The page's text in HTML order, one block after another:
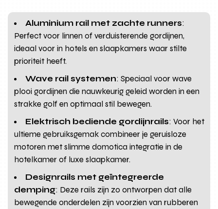
Aluminium rail met zachte runners:
Perfect voor linnen of verduisterende gordijnen,
ideaal voor in hotels en slaapkamers waar stilte
prioriteit heeft.
Wave rail systemen: Speciaal voor wave
plooi gordijnen die nauwkeurig geleid worden in een
strakke golf en optimaal stil bewegen.
Elektrisch bediende gordijnrails: Voor het
ultieme gebruiksgemak combineer je geruisloze
motoren met slimme domotica integratie in de
hotelkamer of luxe slaapkamer.
Designrails met geïntegreerde
demping: Deze rails zijn zo ontworpen dat alle
bewegende onderdelen zijn voorzien van rubberen